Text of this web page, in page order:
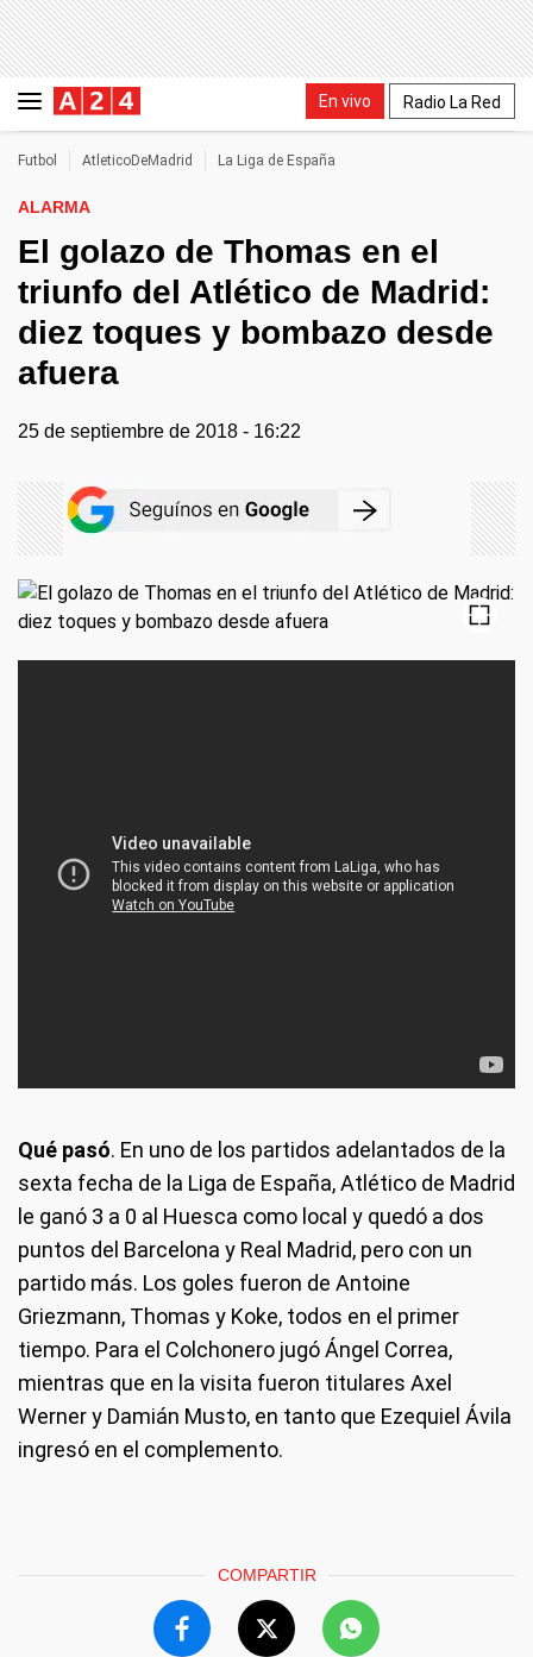
En vivo Radio La Red
Futbol AtleticoDeMadrid La Liga de España
ALARMA
El golazo de Thomas en el
triunfo del Atlético de Madrid:
diez toques y bombazo desde
afuera
25 de septiembre de 2018 - 16:22
Qué pasó. En uno de los partidos adelantados de la
sexta fecha de la Liga de España, Atlético de Madrid
le ganó 3 a 0 al Huesca como local y quedó a dos
puntos del Barcelona y Real Madrid, pero con un
partido más. Los goles fueron de Antoine
Griezmann, Thomas y Koke, todos en el primer
tiempo. Para el Colchonero jugó Ángel Correa,
mientras que en la visita fueron titulares Axel
Werner y Damián Musto, en tanto que Ezequiel Ávila
ingresó en el complemento.
COMPARTIR